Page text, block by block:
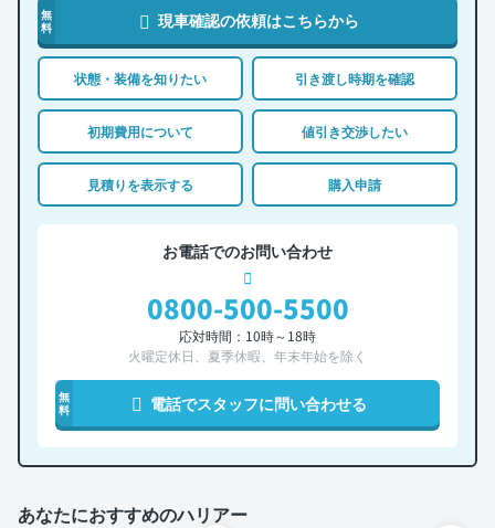
無
料
現車確認の依頼はこちらから
状態・装備を知りたい 引き渡し時期を確認
初期費用について 値引き交渉したい
見積りを表示する 購入申請
お電話でのお問い合わせ
0800-500-5500
応対時間：10時～18時
火曜定休日、夏季休暇、年末年始を除く
無
料
電話でスタッフに問い合わせる
あなたにおすすめのハリアー